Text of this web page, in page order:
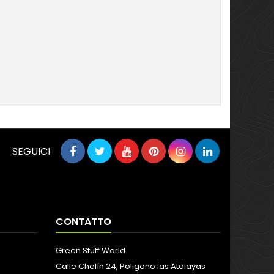
SEGUICI
CONTATTO
Green Stuff World
Calle Chelín 24, Poligono las Atalayas